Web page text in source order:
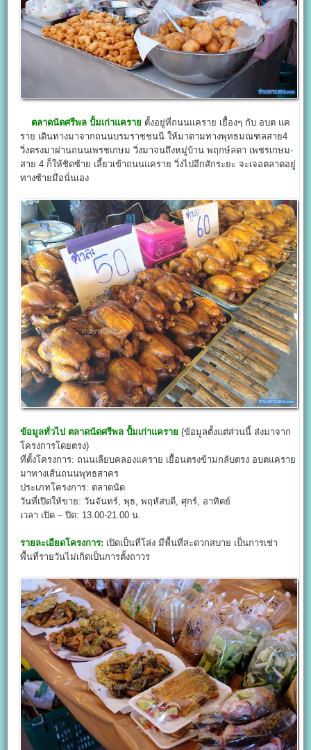
ตลาดนัดศรีพล ปั้มเก่าแคราย ตั้งอยู่ที่ถนนแคราย เยื้องๆ กับ อบต แค
ราย เดินทางมาจากถนนบรมราชชนนี ให้มาตามทางพุทธมณฑลสาย4
วิ่งตรงมาผ่านถนนเพรชเกษม วิ่งมาจนถึงหมู่บ้าน พฤกษ์ลดา เพชรเกษม-
สาย 4 ก็ให้ชิดซ้าย เลี้ยวเข้าถนนแคราย วิ่งไปอีกสักระยะ จะเจอตลาดอยู่
ทางซ้ายมือนั่นเอง
ข้อมูลทั่วไป ตลาดนัดศรีพล ปั้มเก่าแคราย (ข้อมูลตั้งแต่ส่วนนี้ ส่งมาจาก
โครงการโดยตรง)
ที่ตั้งโครงการ: ถนนเลียบคลองแคราย เยื้อนตรงข้ามกลับตรง อบตแคราย
มาทางเส้นถนนพุทธสาคร
ประเภทโครงการ: ตลาดนัด
วันที่เปิดให้ขาย: วันจันทร์, พุธ, พฤหัสบดี, ศุกร์, อาทิตย์
เวลา เปิด – ปิด: 13.00-21.00 น.
รายละเอียดโครงการ: เปิดเป็นที่โล่ง มีพื้นที่สะดวกสบาย เป็นการเช่า
พื้นที่รายวันไม่เกิดเป็นการตั้งถาวร